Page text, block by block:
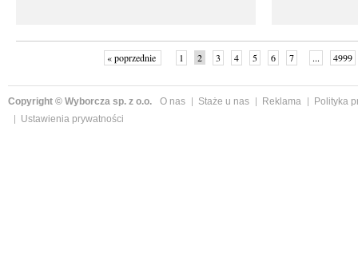
« poprzednie 1 2 3 4 5 6 7 ... 4999
Copyright © Wyborcza sp. z o.o. O nas Staże u nas Reklama
Polityka
Ustawienia prywatności